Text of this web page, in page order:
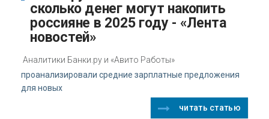
сколько денег могут накопить
россияне в 2025 году - «Лента
новостей»
Аналитики Банки.ру и «Авито Работы»
проанализировали средние зарплатные предложения
для новых
читать статью